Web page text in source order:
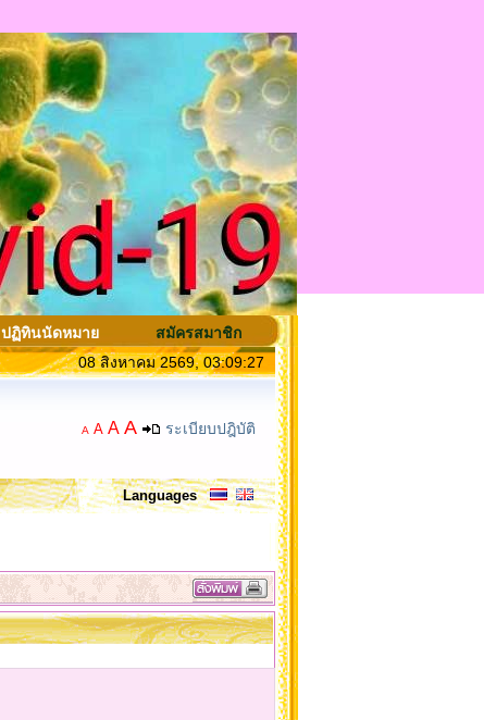
ปฏิทินนัดหมาย
สมัครสมาชิก
08 สิงหาคม 2569, 03:09:27
A A A A ระเบียบปฎิบัติ
Languages